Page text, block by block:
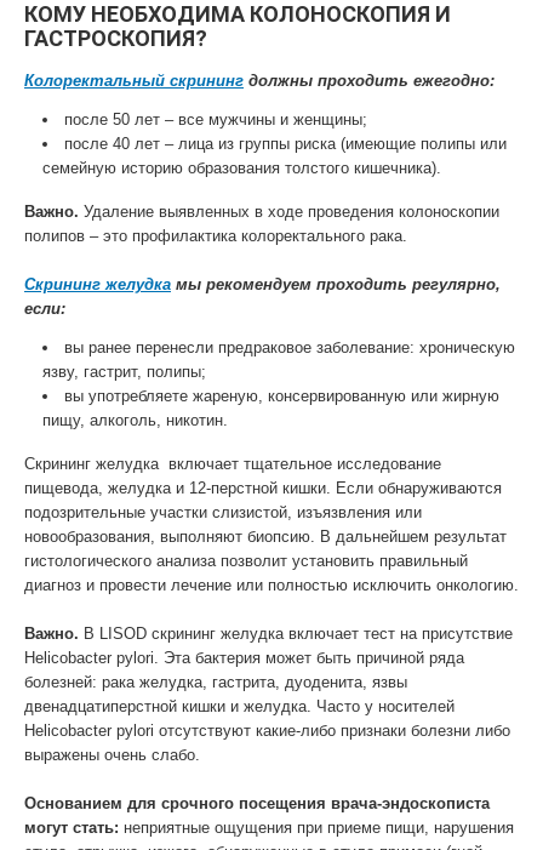
КОМУ НЕОБХОДИМА КОЛОНОСКОПИЯ И
ГАСТРОСКОПИЯ?
Колоректальный скрининг должны проходить ежегодно:
после 50 лет – все мужчины и женщины;
после 40 лет – лица из группы риска (имеющие полипы или
семейную историю образования толстого кишечника).
Важно. Удаление выявленных в ходе проведения колоноскопии
полипов – это профилактика колоректального рака.
Скрининг желудка мы рекомендуем проходить регулярно,
если:
вы ранее перенесли предраковое заболевание: хроническую
язву, гастрит, полипы;
вы употребляете жареную, консервированную или жирную
пищу, алкоголь, никотин.
Скрининг желудка включает тщательное исследование
пищевода, желудка и 12-перстной кишки. Если обнаруживаются
подозрительные участки слизистой, изъязвления или
новообразования, выполняют биопсию. В дальнейшем результат
гистологического анализа позволит установить правильный
диагноз и провести лечение или полностью исключить онкологию.
Важно. В LISOD скрининг желудка включает тест на присутствие
Helicobacter pylori. Эта бактерия может быть причиной ряда
болезней: рака желудка, гастрита, дуоденита, язвы
двенадцатиперстной кишки и желудка. Часто у носителей
Helicobacter pylori отсутствуют какие-либо признаки болезни либо
выражены очень слабо.
Основанием для срочного посещения врача-эндоскописта
могут стать: неприятные ощущения при приеме пищи, нарушения